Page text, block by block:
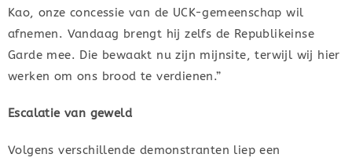
Kao, onze concessie van de UCK-gemeenschap wil
afnemen. Vandaag brengt hij zelfs de Republikeinse
Garde mee. Die bewaakt nu zijn mijnsite, terwijl wij hier
werken om ons brood te verdienen.”
Escalatie van geweld
Volgens verschillende demonstranten liep een